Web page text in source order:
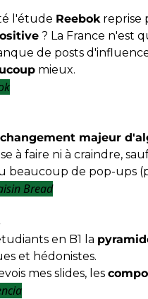
l'étude Reebokreprise
? La France n'est
de posts
mieux.
changement majeur
à faire ni à craindre,
beaucoup de pop-ups
Bread
en B1 la
et hédonistes.
mes slides, les